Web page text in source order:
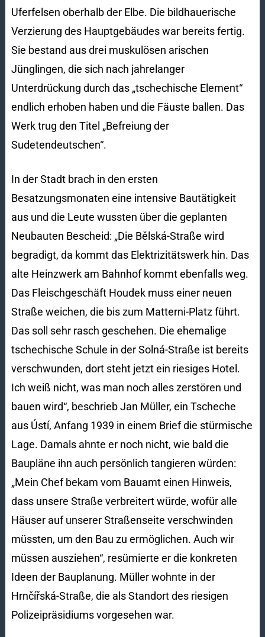
Uferfelsen oberhalb der Elbe. Die bildhauerische
Verzierung des Hauptgebäudes war bereits fertig.
Sie bestand aus drei muskulösen arischen
Jünglingen, die sich nach jahrelanger
Unterdrückung durch das „tschechische Element“
endlich erhoben haben und die Fäuste ballen. Das
Werk trug den Titel „Befreiung der
Sudetendeutschen“.
In der Stadt brach in den ersten
Besatzungsmonaten eine intensive Bautätigkeit
aus und die Leute wussten über die geplanten
Neubauten Bescheid: „Die Bělská-Straße wird
begradigt, da kommt das Elektrizitätswerk hin. Das
alte Heinzwerk am Bahnhof kommt ebenfalls weg.
Das Fleischgeschäft Houdek muss einer neuen
Straße weichen, die bis zum Matterni-Platz führt.
Das soll sehr rasch geschehen. Die ehemalige
tschechische Schule in der Solná-Straße ist bereits
verschwunden, dort steht jetzt ein riesiges Hotel.
Ich weiß nicht, was man noch alles zerstören und
bauen wird“, beschrieb Jan Müller, ein Tscheche
aus Ústí, Anfang 1939 in einem Brief die stürmische
Lage. Damals ahnte er noch nicht, wie bald die
Baupläne ihn auch persönlich tangieren würden:
„Mein Chef bekam vom Bauamt einen Hinweis,
dass unsere Straße verbreitert würde, wofür alle
Häuser auf unserer Straßenseite verschwinden
müssten, um den Bau zu ermöglichen. Auch wir
müssen ausziehen“, resümierte er die konkreten
Ideen der Bauplanung. Müller wohnte in der
Hrnčířská-Straße, die als Standort des riesigen
Polizeipräsidiums vorgesehen war.